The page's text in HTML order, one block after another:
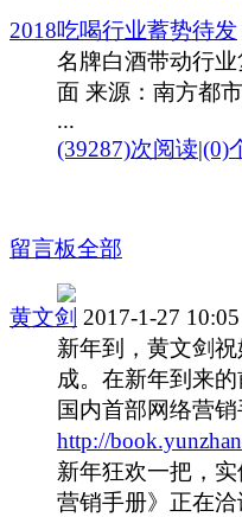
2018吃喝行业蓄势待发
名牌白酒带动行
面 来源：南方
...
(39287)次阅读|(0)
留言板全部
黄文剑 2017-1-27 10:05
新年到，黄文剑
成。在新年到来
国内首部网络营
http://
新年狂欢一把，
营销手册》正在